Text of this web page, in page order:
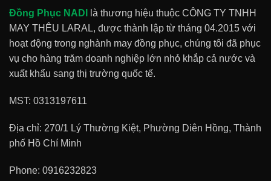
Đồng Phục NADI
là thương hiệu thuộc CÔNG TY TNHH
MAY THÊU LARAL, được thành lập từ tháng 04.2015 với
hoạt động trong nghành may đồng phục, chúng tôi đã phục
vụ cho hàng trăm doanh nghiệp lớn nhỏ khắp cả nước và
xuất khẩu sang thị trường quốc tế.
MST: 0313197611
Địa chỉ: 270/1 Lý Thường Kiệt, Phường Diên Hồng, Thành
phố Hồ Chí Minh
Phone: 0916232823